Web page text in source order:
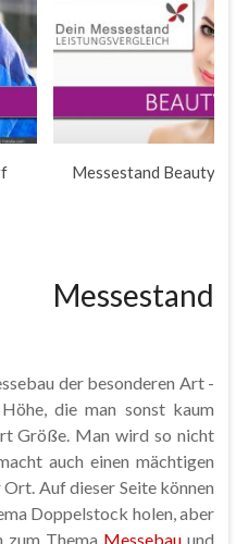
Messestand Beauty
der besonderen Art -
die man sonst kaum
Größe. Man wird so nicht
auch einen mächtigen
Auf dieser Seite können
Doppelstock holen, aber
zum Thema Messebau und